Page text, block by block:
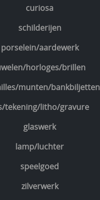
curiosa
schilderijen
porselein/aardewerk
horloges/brillen
munten/bankbiljetten
tekening/litho/gravure
glaswerk
lamp/luchter
speelgoed
zilverwerk